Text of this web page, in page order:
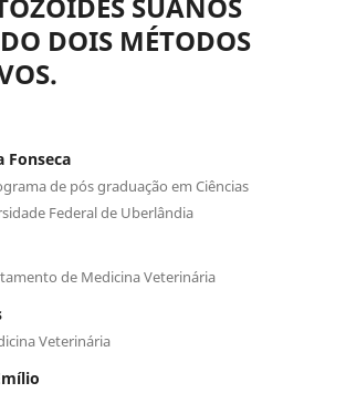
DOIS MÉTODOS
Fonseca
de pós graduação em Ciências
Federal de Uberlândia
de Medicina Veterinária
Veterinária